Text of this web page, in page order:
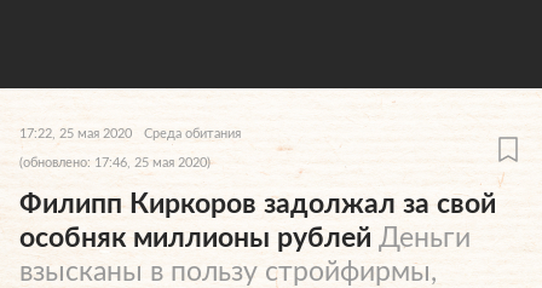
17:22, 25 мая 2020 Среда обитания
(обновлено: 17:46, 25 мая 2020)
Филипп Киркоров задолжал за свой
особняк миллионы рублей Деньги
взысканы в пользу стройфирмы,